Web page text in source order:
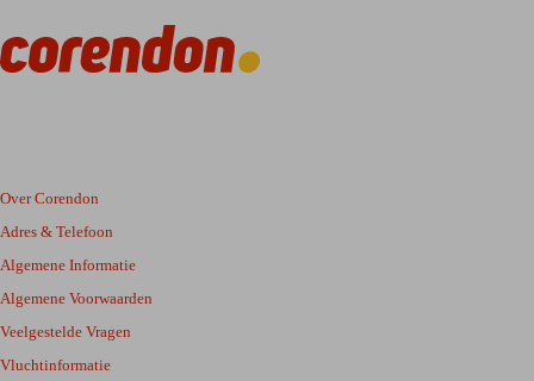
Over Corendon
Adres & Telefoon
Algemene Informatie
Algemene Voorwaarden
Veelgestelde Vragen
Vluchtinformatie